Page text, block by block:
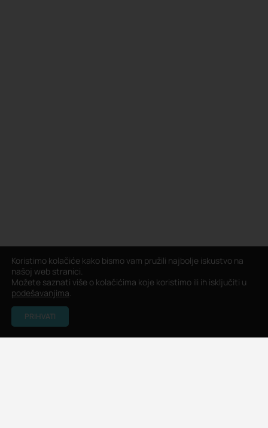
Koristimo kolačiće kako bismo vam pružili najbolje iskustvo na
našoj web stranici.
Možete saznati više o kolačićima koje koristimo ili ih isključiti u
podešavanjima.
PRIHVATI